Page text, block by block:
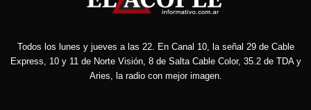
Todos los lunes y jueves a las 22. En Canal 10, la señal 29 de Cable
Express, 10 y 11 de Norte Visión, 8 de Salta Cable Color, 35.2 de TDA y
Aries, la radio con mejor imagen.